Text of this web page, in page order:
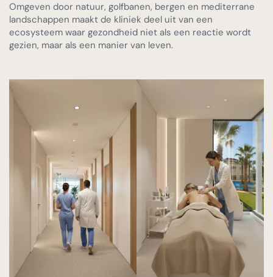
Omgeven door natuur, golfbanen, bergen en mediterrane
landschappen maakt de kliniek deel uit van een
ecosysteem waar gezondheid niet als een reactie wordt
gezien, maar als een manier van leven.